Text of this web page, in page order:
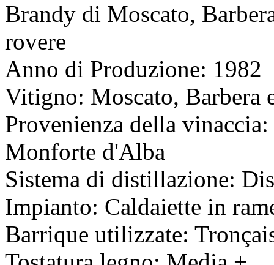
Brandy di Moscato,
rovere
Anno di Produzione: 1982
Vitigno: Moscato, Barbera
Provenienza della
Monforte d'Alba
Sistema di distillazione:
Impianto: Caldaiette in
Barrique utilizzate: